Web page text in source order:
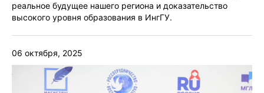
реальное будущее нашего региона и доказательство
высокого уровня образования в ИнгГУ.
06 октября, 2025